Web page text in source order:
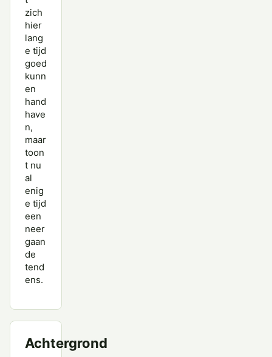
zich
hier
lang
e tijd
goed
kunn
en
hand
have
n,
maar
toon
t nu
al
enig
e tijd
een
neer
gaan
de
tend
ens.
Achtergrond